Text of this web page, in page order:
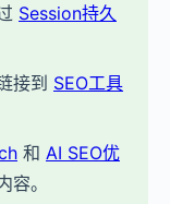
Session持久
接到 SEO工具
和 AI SEO优
。